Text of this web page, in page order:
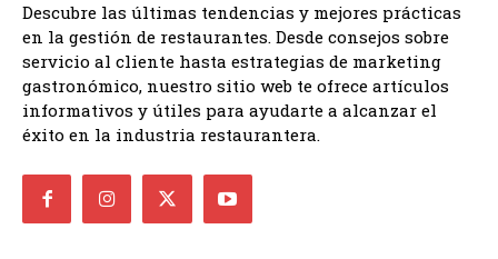
Descubre las últimas tendencias y mejores prácticas
en la gestión de restaurantes. Desde consejos sobre
servicio al cliente hasta estrategias de marketing
gastronómico, nuestro sitio web te ofrece artículos
informativos y útiles para ayudarte a alcanzar el
éxito en la industria restaurantera.